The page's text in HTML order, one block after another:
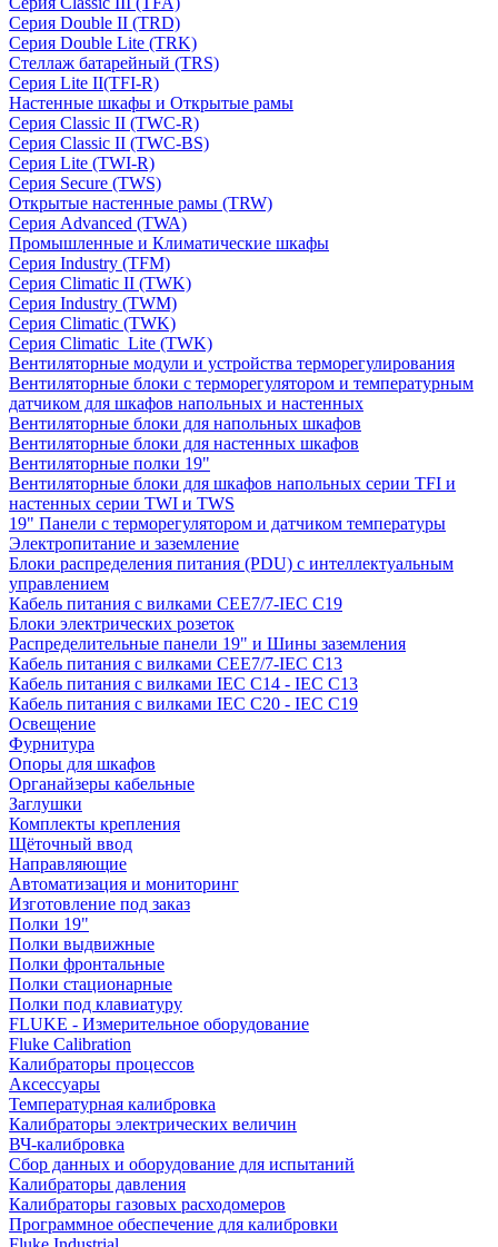
Серия Double II (TRD)
Серия Double Lite (TRK)
Стеллаж батарейный (TRS)
Серия Lite II(TFI-R)
Настенные шкафы и Открытые рамы
Серия Classic II (TWC-R)
Серия Classic II (TWC-BS)
Серия Lite (TWI-R)
Серия Secure (TWS)
Открытые настенные рамы (TRW)
Серия Advanced (TWA)
Промышленные и Климатические шкафы
Серия Industry (TFM)
Серия Climatic II (TWK)
Серия Industry (TWM)
Серия Climatic (TWK)
Серия Climatic_Lite (TWK)
Вентиляторные модули и устройства терморегулирования
Вентиляторные блоки с терморегулятором и температурным
датчиком для шкафов напольных и настенных
Вентиляторные блоки для напольных шкафов
Вентиляторные блоки для настенных шкафов
Вентиляторные полки 19"
Вентиляторные блоки для шкафов напольных серии TFI и
настенных серии TWI и TWS
19" Панели с терморегулятором и датчиком температуры
Электропитание и заземление
Блоки распределения питания (PDU) с интеллектуальным
управлением
Кабель питания с вилками CEE7/7-IEC C19
Блоки электрических розеток
Распределительные панели 19" и Шины заземления
Кабель питания с вилками CEE7/7-IEC C13
Кабель питания с вилками IEC C14 - IEC C13
Кабель питания с вилками IEC C20 - IEC C19
Освещение
Фурнитура
Опоры для шкафов
Органайзеры кабельные
Заглушки
Комплекты крепления
Щёточный ввод
Направляющие
Автоматизация и мониторинг
Изготовление под заказ
Полки 19"
Полки выдвижные
Полки фронтальные
Полки стационарные
Полки под клавиатуру
FLUKE - Измерительное оборудование
Fluke Calibration
Калибраторы процессов
Аксессуары
Температурная калибровка
Калибраторы электрических величин
ВЧ-калибровка
Сбор данных и оборудование для испытаний
Калибраторы давления
Калибраторы газовых расходомеров
Программное обеспечение для калибровки